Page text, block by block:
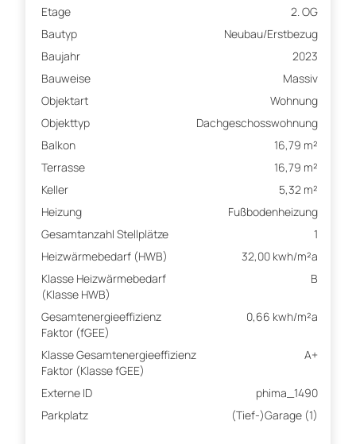
Etage
2. OG
Bautyp
Neubau/Erstbezug
Baujahr
2023
Bauweise
Massiv
Objektart
Wohnung
Objekttyp
Dachgeschosswohnung
Balkon
16,79 m²
Terrasse
16,79 m²
Keller
5,32 m²
Heizung
Fußbodenheizung
Gesamtanzahl Stellplätze
1
Heizwärmebedarf (HWB)
32,00 kwh/m²a
Klasse Heizwärmebedarf
(Klasse HWB)
B
Gesamtenergieeffizienz
Faktor (fGEE)
0,66 kwh/m²a
Klasse Gesamtenergieeffizienz
Faktor (Klasse fGEE)
A+
Externe ID
phima_1490
Parkplatz
(Tief-)Garage (1)